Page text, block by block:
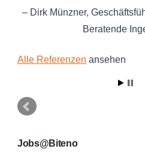
Dirk Münzner
Beratende
Alle Referenzen ansehen
Jobs@Biteno